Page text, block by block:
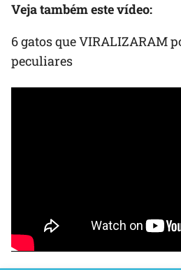
Veja também este vídeo:
6 gatos que VIRALIZARAM
peculiares